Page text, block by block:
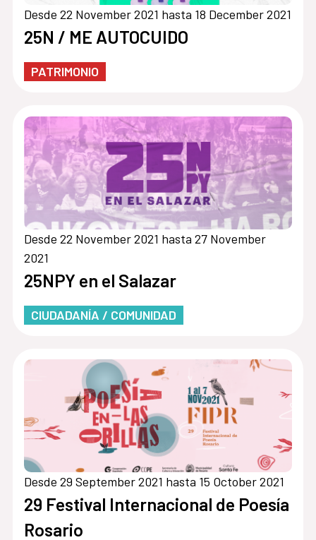
Desde 22 November 2021 hasta 18 December 2021
25N / ME AUTOCUIDO
PATRIMONIO
Desde 22 November 2021 hasta 27 November
2021
25NPY en el Salazar
CIUDADANÍA / COMUNIDAD
Desde 29 September 2021 hasta 15 October 2021
29 Festival Internacional de Poesía
Rosario